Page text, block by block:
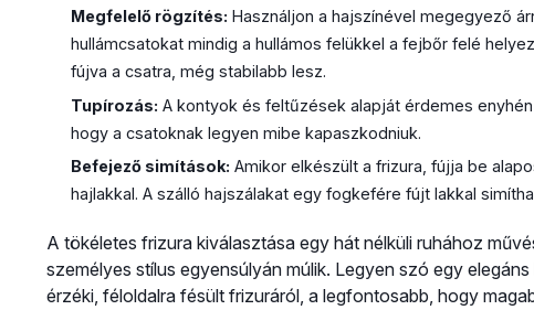
Megfelelő rögzítés: Használjon a hajszínével megegyező
hullámcsatokat mindig a hullámos felükkel a fejbőr felé
fújva a csatra, még stabilabb lesz.
Tupírozás: A kontyok és feltűzések alapját érdemes
hogy a csatoknak legyen mibe kapaszkodniuk.
Befejező simítások: Amikor elkészült a frizura, fújja be
hajlakkal. A szálló hajszálakat egy fogkefére fújt lakkal
A tökéletes frizura kiválasztása egy hát nélküli ruhához
személyes stílus egyensúlyán múlik. Legyen szó egy
érzéki, féloldalra fésült frizuráról, a legfontosabb, hogy